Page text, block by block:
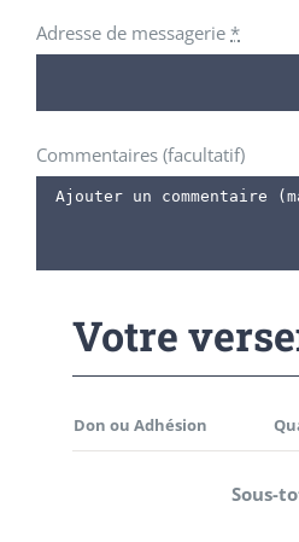
Adresse de messagerie *
Commentaires (facultatif)
Votre
Don ou Adhésion
Sous-